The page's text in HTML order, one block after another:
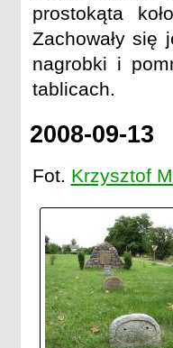
prostokąta
Zachowały się
nagrobki i
tablicach.
2008-09-13
Fot. Krzysztof